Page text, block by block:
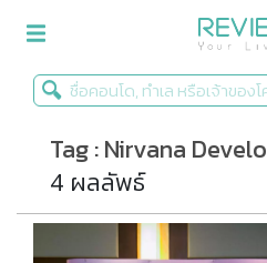
รีวิวคอนโด
รีวิวบ้าน
รีวิวทาวน์โฮม
Tag : Nirvana
4 ผลลัพธ์